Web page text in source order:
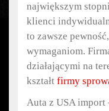
największym
klienci
to zawsze
wymaganiom.
działającymi na
kształt firmy
Auta z USA